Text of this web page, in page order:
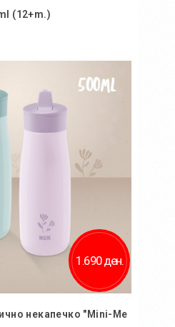
(12+m.)
во желби
за споредба
1.690 ден.
некапечко "Mini-Me